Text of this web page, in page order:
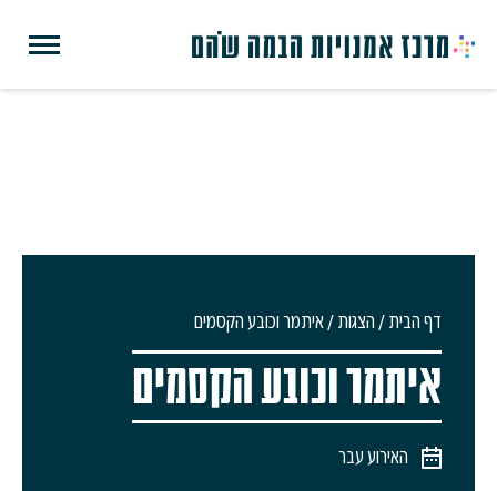
דף הבית/הצגות/איתמר וכובע הקסמים
איתמר וכובע הקסמים
האירוע עבר